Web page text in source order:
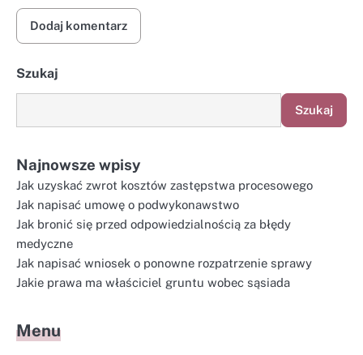
Szukaj
Szukaj
Najnowsze wpisy
Jak uzyskać zwrot kosztów zastępstwa procesowego
Jak napisać umowę o podwykonawstwo
Jak bronić się przed odpowiedzialnością za błędy
medyczne
Jak napisać wniosek o ponowne rozpatrzenie sprawy
Jakie prawa ma właściciel gruntu wobec sąsiada
Menu